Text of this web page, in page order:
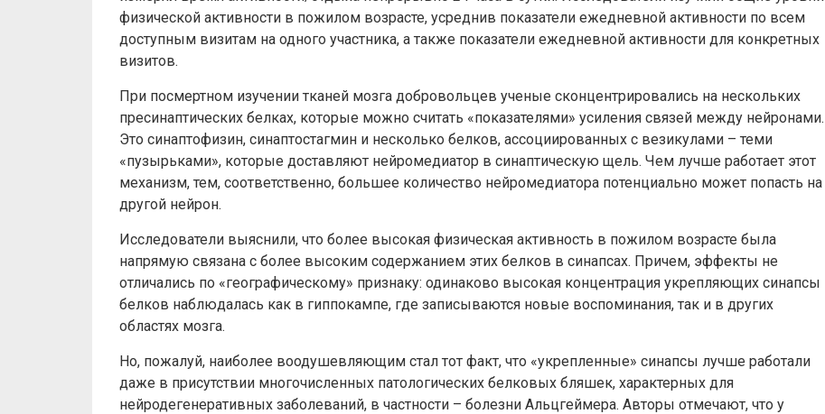
физической активности в пожилом возрасте, усреднив показатели ежедневной активности по всем
доступным визитам на одного участника, а также показатели ежедневной активности для конкретных
визитов.
При посмертном изучении тканей мозга добровольцев ученые сконцентрировались на нескольких
пресинаптических белках, которые можно считать «показателями» усиления связей между нейронами.
Это синаптофизин, синаптостагмин и несколько белков, ассоциированных с везикулами – теми
«пузырьками», которые доставляют нейромедиатор в синаптическую щель. Чем лучше работает этот
механизм, тем, соответственно, большее количество нейромедиатора потенциально может попасть на
другой нейрон.
Исследователи выяснили, что более высокая физическая активность в пожилом возрасте была
напрямую связана с более высоким содержанием этих белков в синапсах. Причем, эффекты не
отличались по «географическому» признаку: одинаково высокая концентрация укрепляющих синапсы
белков наблюдалась как в гиппокампе, где записываются новые воспоминания, так и в других
областях мозга.
Но, пожалуй, наиболее воодушевляющим стал тот факт, что «укрепленные» синапсы лучше работали
даже в присутствии многочисленных патологических белковых бляшек, характерных для
нейродегенеративных заболеваний, в частности – болезни Альцгеймера. Авторы отмечают, что у